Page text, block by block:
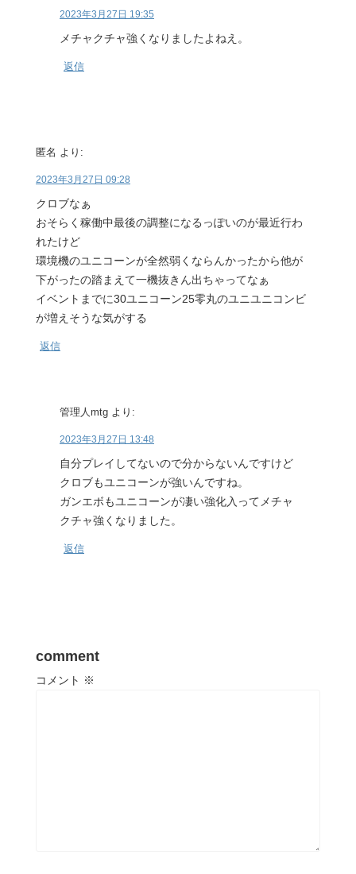
2023年3月27日 19:35
メチャクチャ強くなりましたよねえ。
返信
匿名 より:
2023年3月27日 09:28
クロブなぁ
おそらく稼働中最後の調整になるっぽいのが最近行わ
れたけど
環境機のユニコーンが全然弱くならんかったから他が
下がったの踏まえて一機抜きん出ちゃってなぁ
イベントまでに30ユニコーン25零丸のユニユニコンビ
が増えそうな気がする
返信
管理人mtg より:
2023年3月27日 13:48
自分プレイしてないので分からないんですけど
クロブもユニコーンが強いんですね。
ガンエボもユニコーンが凄い強化入ってメチャ
クチャ強くなりました。
返信
comment
コメント ※